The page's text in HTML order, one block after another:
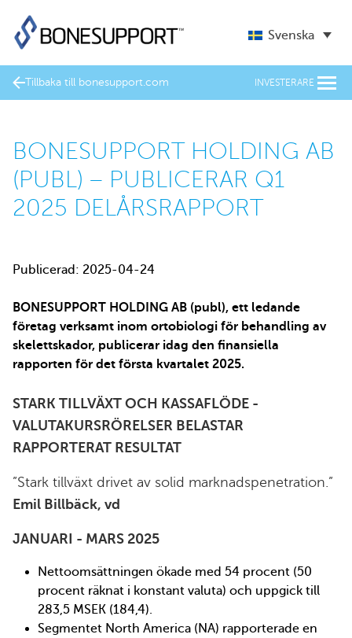
Svenska
Tillbaka till bonesupport.com INVESTERARE
BONESUPPORT HOLDING AB
(PUBL) – PUBLICERAR Q1
2025 DELÅRSRAPPORT
Publicerad: 2025-04-24
BONESUPPORT HOLDING AB (publ), ett ledande
företag verksamt inom ortobiologi för behandling av
skelettskador, publicerar idag den finansiella
rapporten för det första kvartalet 2025.
STARK TILLVÄXT OCH KASSAFLÖDE -
VALUTAKURSRÖRELSER BELASTAR
RAPPORTERAT RESULTAT
”Stark tillväxt drivet av solid marknadspenetration.”
Emil Billbäck, vd
JANUARI - MARS 2025
Nettoomsättningen ökade med 54 procent (50
procent räknat i konstant valuta) och uppgick till
283,5 MSEK (184,4).
Segmentet North America (NA) rapporterade en